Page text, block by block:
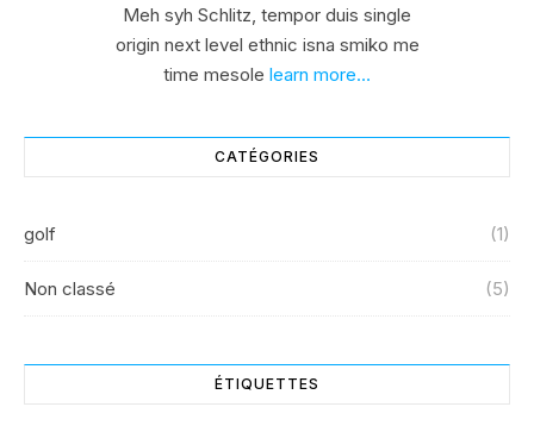
Meh syh Schlitz, tempor duis single
origin next level ethnic isna smiko me
time mesole learn more…
CATÉGORIES
golf (1)
Non classé (5)
ÉTIQUETTES